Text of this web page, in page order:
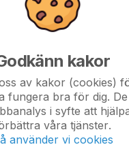
- Basketettan
0
dam - nästa
0
kakor
av kakor (cookies)
fungera bra för dig.
i syfte att
våra tjänster.
använder vi cookies